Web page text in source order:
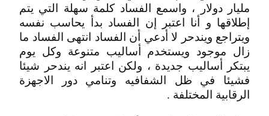
مليار دولار ، واسمع الفساد كلمة سهلة التي يتم
إطلاقها و أنا اعتبر إن الفساد بدأ يحاسب نفسه
ويتراجع ويندحر لا أدعي أن الفساد انتهى الفساد ما
زال موجود ويستخدم أساليب متنوعة وكل يوم
يبتكر أساليب جديدة ، ولكن اعتبر انه يندحر شيئا
فشيئا في ظل الشفافيه وتنامي دور الاجهزة
الرقابية المختلفة .